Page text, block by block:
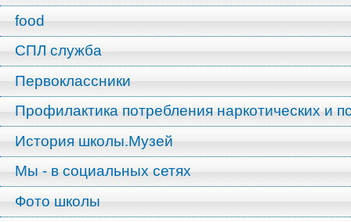
food
СПЛ служба
Первоклассники
Профилактика потребления наркотических и
История школы.Музей
Мы - в социальных сетях
Фото школы